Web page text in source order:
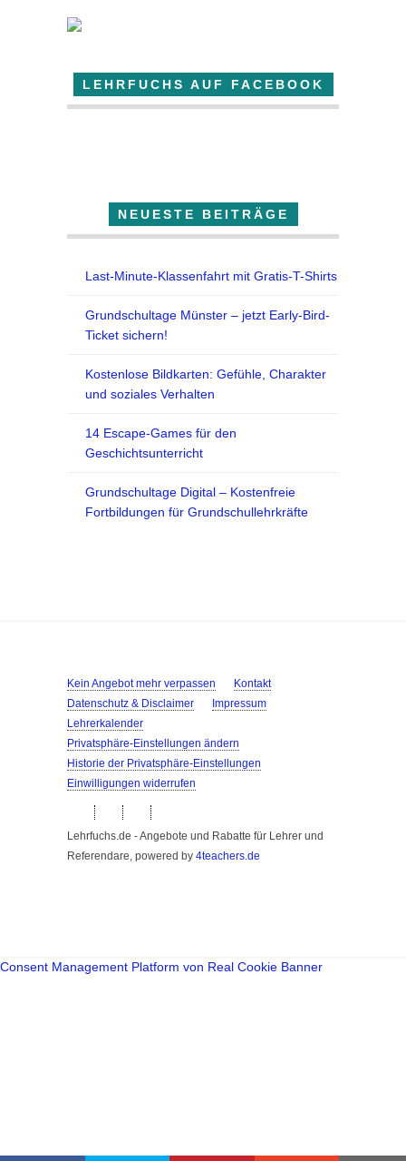
LEHRFUCHS AUF FACEBOOK
NEUESTE BEITRÄGE
Last-Minute-Klassenfahrt mit Gratis-T-Shirts
Grundschultage Münster – jetzt Early-Bird-
Ticket sichern!
Kostenlose Bildkarten: Gefühle, Charakter
und soziales Verhalten
14 Escape-Games für den
Geschichtsunterricht
Grundschultage Digital – Kostenfreie
Fortbildungen für Grundschullehrkräfte
Kein Angebot mehr verpassen
Kontakt
Datenschutz & Disclaimer
Impressum
Lehrerkalender
Privatsphäre-Einstellungen ändern
Historie der Privatsphäre-Einstellungen
Einwilligungen widerrufen
Lehrfuchs.de - Angebote und Rabatte für Lehrer und
Referendare, powered by 4teachers.de
Consent Management Platform von Real Cookie Banner